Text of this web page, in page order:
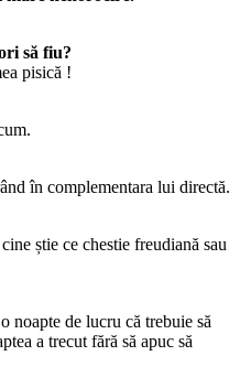
să fiu?
pisică !
în complementara lui directă.
știe ce chestie freudiană sau
noapte de lucru că trebuie să
a trecut fără să apuc să